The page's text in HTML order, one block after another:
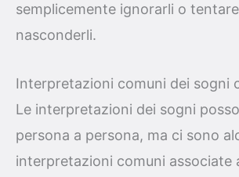
semplicemente ignorarli o
nasconderli.
Interpretazioni comuni dei sogni
Le interpretazioni dei sogni
persona a persona, ma ci sono
interpretazioni comuni associate